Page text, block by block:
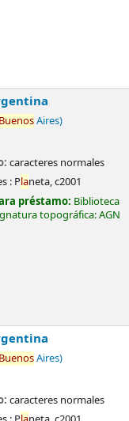
Aires)
caracteres normales
: Planeta,c2001
préstamo: Biblioteca
topográfica:AGN
Aires)
caracteres normales